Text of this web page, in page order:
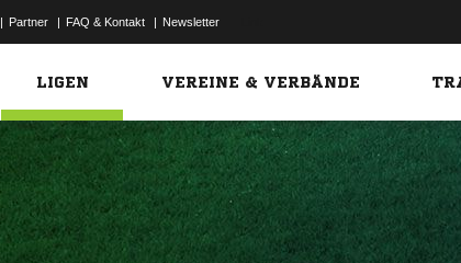
| Partner | FAQ & Kontakt | Newsletter
LIGEN VEREINE & VERBÄNDE